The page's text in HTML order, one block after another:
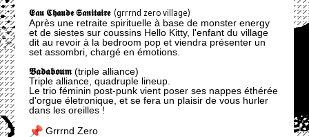
𝕰𝖆𝖚 𝕮𝖍𝖆𝖚𝖉𝖊 𝕾𝖆𝖓𝖎𝖙𝖆𝖎𝖗𝖊 (grrrnd zero village)
Après une retraite spirituelle à base de monster energy
et de siestes sur coussins Hello Kitty, l'enfant du village
dit au revoir à la bedroom pop et viendra présenter un
set assombri, chargé en émotions.
𝕭𝖆𝖉𝖆𝖇𝖔𝖚𝖒(triple alliance)
Triple alliance, quadruple lineup.
Le trio féminin post-punk vient poser ses nappes éthérée
d'orgue életronique, et se fera un plaisir de vous hurler
dans les oreilles !
Grrrnd Zero